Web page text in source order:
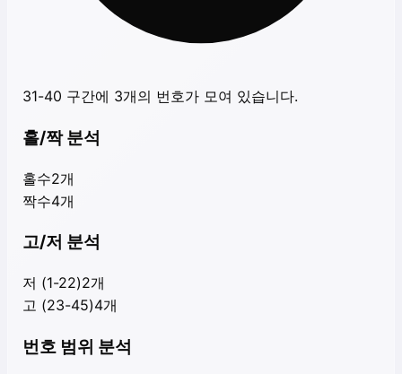
31-40 구간에 3개의 번호가 모여 있습니다.
홀/짝 분석
홀수2개
짝수4개
고/저 분석
저 (1-22)2개
고 (23-45)4개
번호 범위 분석